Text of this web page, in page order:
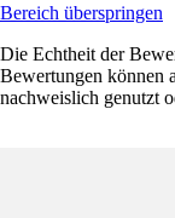
Bereich überspringen
Die Echtheit der
Bewertungen können
nachweislich genutzt